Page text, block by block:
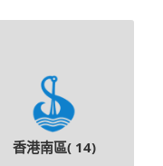
香港南區( 14)